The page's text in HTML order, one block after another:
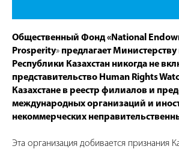
Общественный Фонд «National
Prosperity» предлагает
Республики Казахстан никогда не
представительство Human Rights
Казахстане в реестр филиалов и
международных организаций и
некоммерческих
Эта организация добивается признания